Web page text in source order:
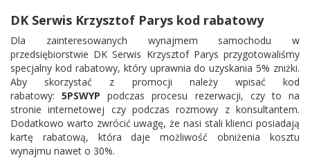
DK Serwis Krzysztof Parys kod rabatowy
Dla zainteresowanych wynajmem samochodu w
przedsiębiorstwie DK Serwis Krzysztof Parys przygotowaliśmy
specjalny kod rabatowy, który uprawnia do uzyskania 5% zniżki.
Aby skorzystać z promocji należy wpisać kod
rabatowy:5PSWYP podczas procesu rezerwacji, czy to na
stronie internetowej czy podczas rozmowy z konsultantem.
Dodatkowo warto zwrócić uwagę, że nasi stali klienci posiadają
kartę rabatową, która daje możliwość obniżenia kosztu
wynajmu nawet o 30%.